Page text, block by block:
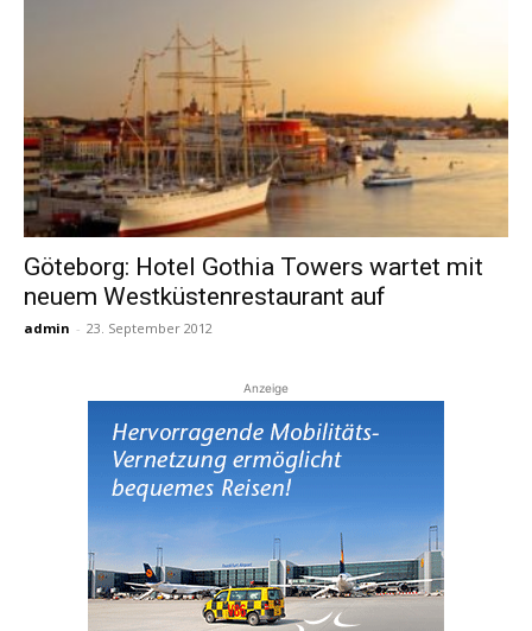
Touristiknews
und
Reiseempfehlungen.
Göteborg: Hotel Gothia Towers wartet mit
neuem Westküstenrestaurant auf
admin - 23. September 2012
Anzeige